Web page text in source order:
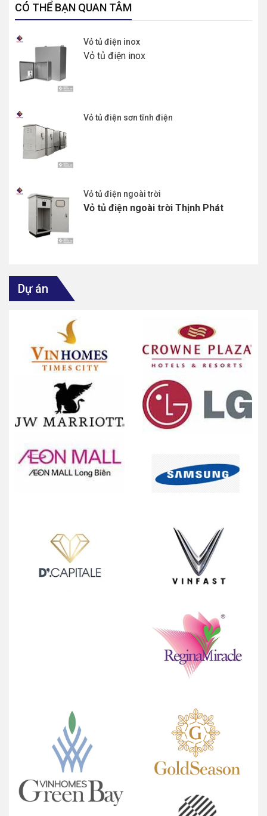
CÓ THỂ BẠN QUAN TÂM
Vỏ tủ điện inox
Vỏ tủ điện inox
Vỏ tủ điện sơn tĩnh điện
Vỏ tủ điện ngoài trời
Vỏ tủ điện ngoài trời Thịnh Phát
Dự án